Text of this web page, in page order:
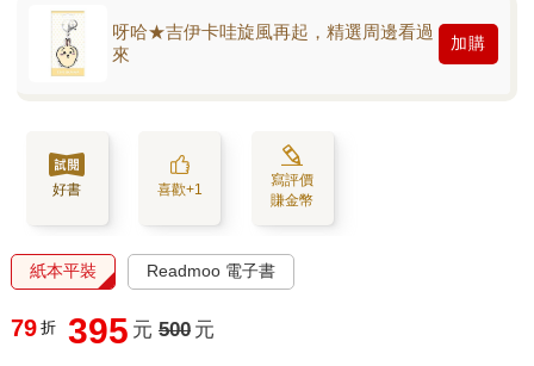
呀哈★吉伊卡哇旋風再起，精選周邊看過
來
加購
好書 喜歡+1
寫評價
賺金幣
紙本平裝 Readmoo 電子書
79 折 395 元 500 元